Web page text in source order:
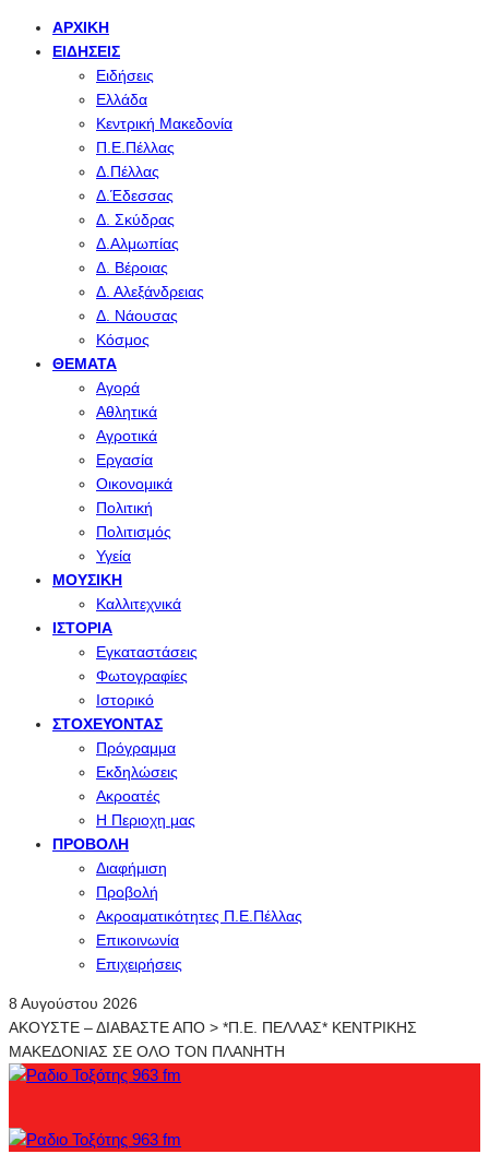
ΑΡΧΙΚΉ
ΕΙΔΉΣΕΙΣ
Ειδήσεις
Ελλάδα
Κεντρική Μακεδονία
Π.Ε.Πέλλας
Δ.Πέλλας
Δ.Έδεσσας
Δ. Σκύδρας
Δ.Αλμωπίας
Δ. Βέροιας
Δ. Αλεξάνδρειας
Δ. Νάουσας
Κόσμος
ΘΈΜΑΤΑ
Αγορά
Αθλητικά
Αγροτικά
Εργασία
Οικονομικά
Πολιτική
Πολιτισμός
Υγεία
ΜΟΥΣΙΚΉ
Καλλιτεχνικά
ΙΣΤΟΡΊΑ
Εγκαταστάσεις
Φωτογραφίες
Ιστορικό
ΣΤΟΧΕΎΟΝΤΑΣ
Πρόγραμμα
Εκδηλώσεις
Ακροατές
Η Περιοχη μας
ΠΡΟΒΟΛΉ
Διαφήμιση
Προβολή
Ακροαματικότητες Π.Ε.Πέλλας
Επικοινωνία
Επιχειρήσεις
8 Αυγούστου 2026
ΑΚΟΥΣΤΕ – ΔΙΑΒΑΣΤΕ ΑΠΟ > *Π.Ε. ΠΕΛΛΑΣ* ΚΕΝΤΡΙΚΗΣ
ΜΑΚΕΔΟΝΙΑΣ ΣΕ ΟΛΟ ΤΟΝ ΠΛΑΝΗΤΗ